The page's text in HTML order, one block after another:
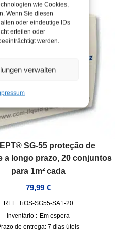
wie Cookies,
Wenn Sie diesen
oder eindeutige IDs
erteilen oder
werden.
verwalten
SG-55 proteção de
a longo prazo, 20 conjuntos
para 1m² cada
79,99 €
REF: TiOS-SG55-SA1-20
Inventário : Em espera
de entrega:7 dias úteis